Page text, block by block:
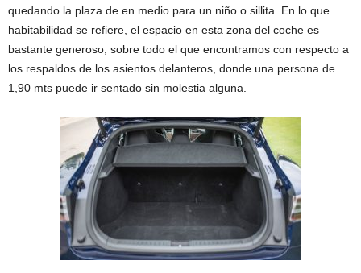
quedando la plaza de en medio para un niño o sillita. En lo que
habitabilidad se refiere, el espacio en esta zona del coche es
bastante generoso, sobre todo el que encontramos con respecto a
los respaldos de los asientos delanteros, donde una persona de
1,90 mts puede ir sentado sin molestia alguna.